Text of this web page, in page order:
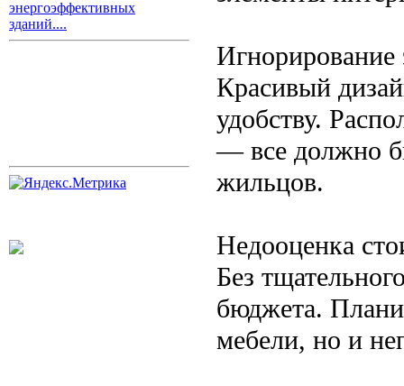
энергоэффективных
зданий....
Красивый
удобству.
— все должно
жильцов.
Недооценка
Без
бюджета.
мебели, но и